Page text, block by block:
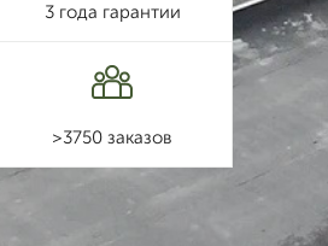
3 года гарантии
>3750 заказов